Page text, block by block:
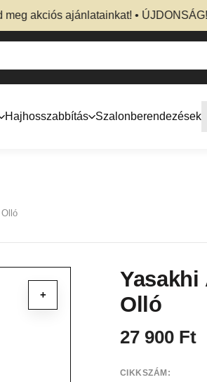
akciós ajánlatainkat! • ÚJDONSÁG!
Hajhosszabbítás Szalonberendezések
+
Yasakhi
Olló
27 900 Ft
CIKKSZÁM: